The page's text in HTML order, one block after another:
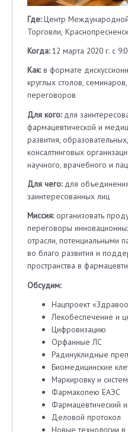
Где: Центр Международной
Торговли,
Когда:12 марта 2020 г. с
Как:в формате
круглых столов,
переговоров
Для кого:для
фармацевтической и
развития,
консалтинговых
научного, врачебного и
Для чего:для
заинтересованных лиц
Миссия:организовать
переговоры
отрасли, потенциальными
во благо развития и
пространства в
Обсудим:
Нацпроект
Лекобеспечение и
Цифровизацию
Орфанные ЛС
Радинуклидные
Биомедицинские
Маркировку и
Фармакопею ЕАЭС
Фармацевтический
Деловой протокол
Новые технологии